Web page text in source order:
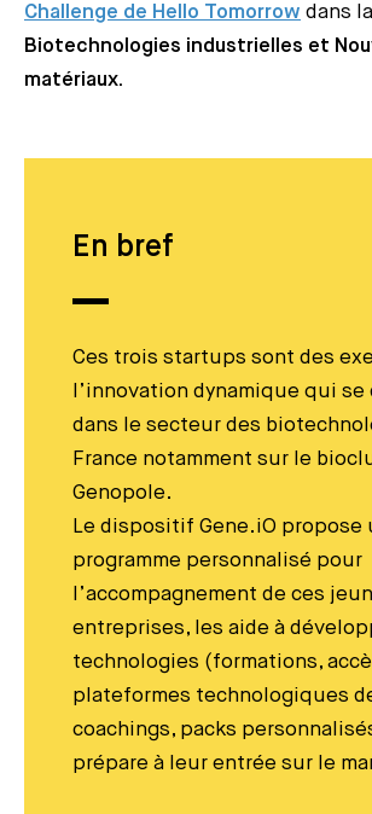
Challenge de Hello Tomorrow dans la
Biotechnologies industrielles et
matériaux.
En bref
Ces trois startups sont des
l’innovation dynamique qui
dans le secteur des
France notamment sur le
Genopole.
Le dispositif Gene.iO propose
programme personnalisé pour
l’accompagnement de ces
entreprises, les aide à
technologies (formations,
plateformes technologiques
coachings, packs
prépare à leur entrée sur le